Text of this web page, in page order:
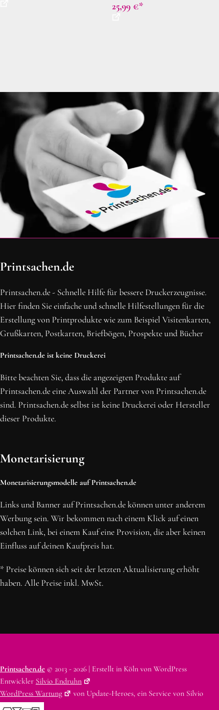
25,99 €
OH SCHON AM ENDE ANGEKOMMEN
BLEIBE MIT UNS IN VERBINDUNG!
Erhalte die neusten Beiträge, sichere dir Top-Angebote und
abonniere unseren Newsletter.
NEWSLETTER ABONNIEREN
Printsachen.de
Printsachen.de - Schnelle Hilfe für bessere Druckerzeugnisse.
Hier finden Sie einfache und schnelle Hilfestellungen für die
Erstellung von Printprodukte wie zum Beispiel Visitenkarten,
Grußkarten, Postkarten, Briefbögen, Prospekte und Bücher
Printsachen.de ist keine Druckerei
Bitte beachten Sie, dass die angezeigten Produkte auf
Printsachen.de eine Auswahl der Partner von Printsachen.de
sind. Printsachen.de selbst ist keine Druckerei oder Hersteller
dieser Produkte.
Monetarisierung
Monetarisierungsmodelle auf Printsachen.de
Links und Banner auf Printsachen.de können unter anderem
Werbung sein. Wir bekommen nach einem Klick auf einen
solchen Link, bei einem Kauf eine Provision, die aber keinen
Einfluss auf deinen Kaufpreis hat.
* Preise können sich seit der letzten Aktualisierung erhöht
haben. Alle Preise inkl. MwSt.
Printsachen.de © 2013 - 2026 | Erstellt in Köln von WordPress
Entwickler Silvio Endruhn
WordPress Wartung
von Update-Heroes, ein Service von Silvio
Endruhn